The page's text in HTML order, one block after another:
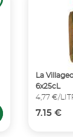
La
6x25cL
4,77 €/
7.15 €